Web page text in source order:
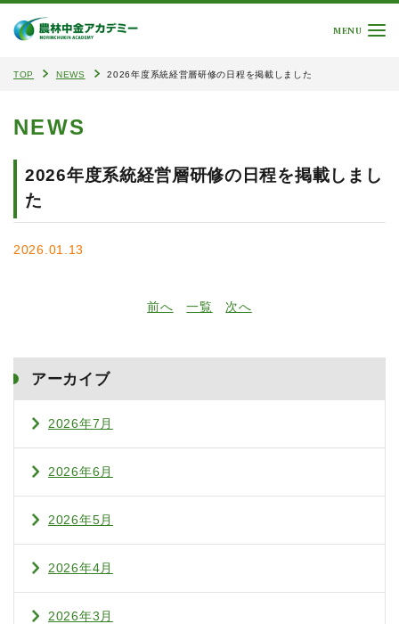
MENU
TOP NEWS 2026年度系統経営層研修の日程を掲載しました
NEWS
2026年度系統経営層研修の日程を掲載しまし
た
2026.01.13
前へ 一覧 次へ
アーカイブ
2026年7月
2026年6月
2026年5月
2026年4月
2026年3月